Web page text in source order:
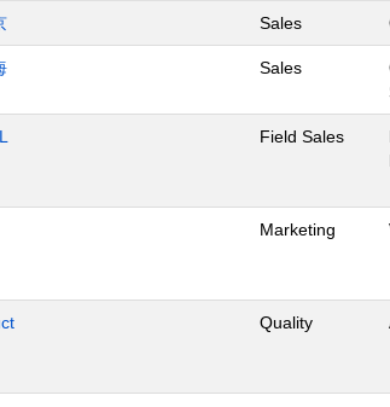
Sales
Sales
Field Sales
Marketing
Quality